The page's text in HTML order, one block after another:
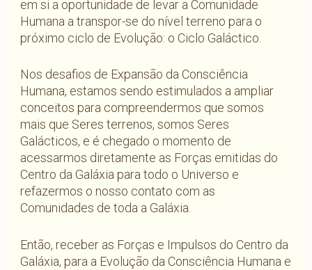
em si a oportunidade de levar a Comunidade
Humana a transpor-se do nível terreno para o
próximo ciclo de Evolução: o Ciclo Galáctico.
Nos desafios de Expansão da Consciência
Humana, estamos sendo estimulados a ampliar
conceitos para compreendermos que somos
mais que Seres terrenos, somos Seres
Galácticos, e é chegado o momento de
acessarmos diretamente as Forças emitidas do
Centro da Galáxia para todo o Universo e
refazermos o nosso contato com as
Comunidades de toda a Galáxia.
Então, receber as Forças e Impulsos do Centro da
Galáxia, para a Evolução da Consciência Humana e